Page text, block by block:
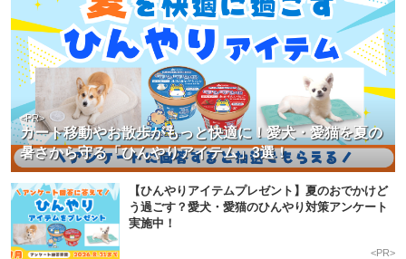
カート移動やお散歩がもっと快適に！愛犬・愛猫を夏の
暑さから守る「ひんやりアイテム」3選！
<PR>
【ひんやりアイテムプレゼント】夏のおでかけど
う過ごす？愛犬・愛猫のひんやり対策アンケート
実施中！
<PR>